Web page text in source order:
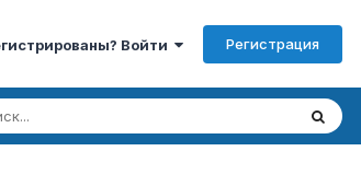
Войти Регистрация